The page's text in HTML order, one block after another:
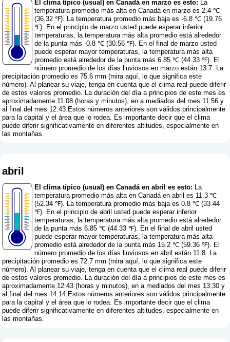
El clima típico (usual) en Canadá en marzo es esto: La
temperatura promedio más alta en Canadá en marzo es 2.4 ℃
(36.32 ℉). La temperatura promedio más baja es -6.8 ℃ (19.76
℉). En el principio de marzo usted puede esperar inferior
temperaturas, la temperatura más alta promedio está alrededor
de la punta más -0.8 ℃ (30.56 ℉). En el final de marzo usted
puede esperar mayor temperaturas, la temperatura más alta
promedio está alrededor de la punta más 6.85 ℃ (44.33 ℉). El
número promedio de los días lluviosos en marzo están 13.7. La
precipitación promedio es 75.6 mm (mira aquí, lo que significa este
número). Al planear su viaje, tenga en cuenta que el clima real puede diferir
de estos valores promedio. La duración del día a principios de este mes es
aproximadamente 11:08 (horas y minutos), en a mediados del mes 11:56 y
al final del mes 12:43.Estos números anteriores son válidos principalmente
para la capital y el área que lo rodea. Es importante decir que el clima
puede diferir significativamente en diferentes altitudes, especialmente en
las montañas.
abril
El clima típico (usual) en Canadá en abril es esto: La
temperatura promedio más alta en Canadá en abril es 11.3 ℃
(52.34 ℉). La temperatura promedio más baja es 0.8 ℃ (33.44
℉). En el principio de abril usted puede esperar inferior
temperaturas, la temperatura más alta promedio está alrededor
de la punta más 6.85 ℃ (44.33 ℉). En el final de abril usted
puede esperar mayor temperaturas, la temperatura más alta
promedio está alrededor de la punta más 15.2 ℃ (59.36 ℉). El
número promedio de los días lluviosos en abril están 11.8. La
precipitación promedio es 72.7 mm (mira aquí, lo que significa este
número). Al planear su viaje, tenga en cuenta que el clima real puede diferir
de estos valores promedio. La duración del día a principios de este mes es
aproximadamente 12:43 (horas y minutos), en a mediados del mes 13:30 y
al final del mes 14:14.Estos números anteriores son válidos principalmente
para la capital y el área que lo rodea. Es importante decir que el clima
puede diferir significativamente en diferentes altitudes, especialmente en
las montañas.